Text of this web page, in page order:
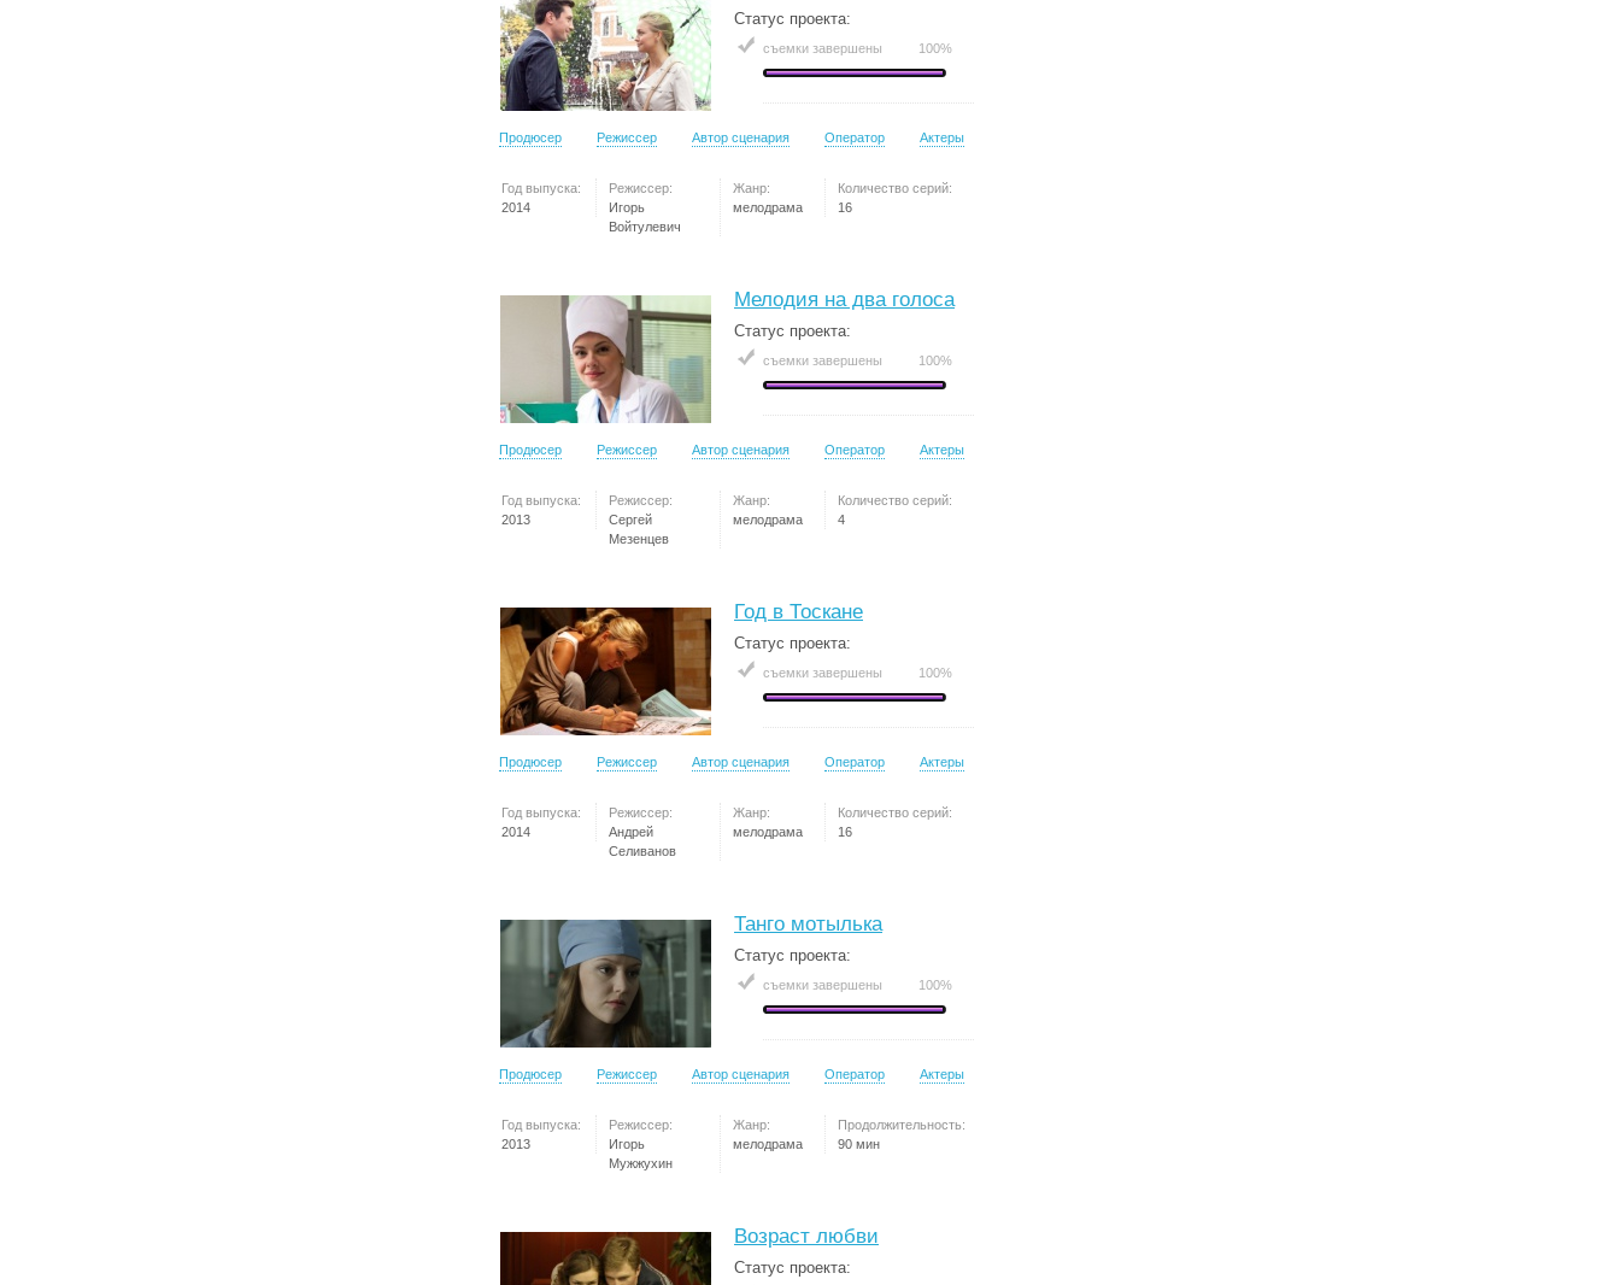
Статус проекта:
съемки завершены 100%
Продюсер Режиссер Автор сценария Оператор Актеры
Год выпуска:
2014
Режиссер:
Игорь
Войтулевич
Жанр:
мелодрама
Количество серий:
16
Мелодия на два голоса
Статус проекта:
съемки завершены 100%
Продюсер Режиссер Автор сценария Оператор Актеры
Год выпуска:
2013
Режиссер:
Сергей
Мезенцев
Жанр:
мелодрама
Количество серий:
4
Год в Тоскане
Статус проекта:
съемки завершены 100%
Продюсер Режиссер Автор сценария Оператор Актеры
Год выпуска:
2014
Режиссер:
Андрей
Селиванов
Жанр:
мелодрама
Количество серий:
16
Танго мотылька
Статус проекта:
съемки завершены 100%
Продюсер Режиссер Автор сценария Оператор Актеры
Год выпуска:
2013
Режиссер:
Игорь
Мужжухин
Жанр:
мелодрама
Продолжительность:
90 мин
Возраст любви
Статус проекта: